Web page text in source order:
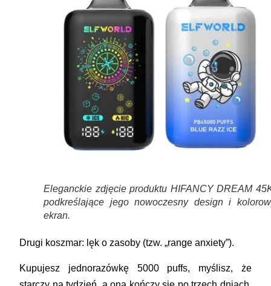
Eleganckie zdjęcie produktu HIFANCY DREAM
podkreślające jego nowoczesny design i
ekran.
Drugi koszmar: lęk o zasoby (tzw. „range anxiety”).
Kupujesz jednorazówkę 5000 puffs, myślisz, że